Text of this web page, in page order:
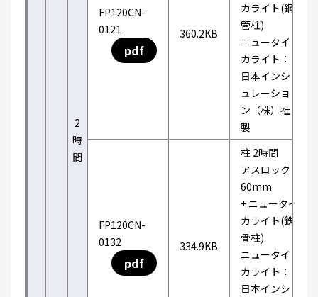
2
時
間
FP120CN-
0121
pdf
360.2KB
カライト(鋼
管柱)
ニュータイ
カライト：
日本インシ
ュレーショ
ン（株）社
製
FP120CN-
0132
pdf
334.9KB
柱 2時間
アスロック
60mm
+ ニュータイ
カライト(鉄
骨柱)
ニュータイ
カライト：
日本インシ